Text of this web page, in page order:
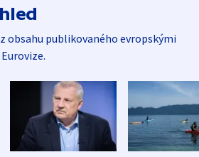
obsahu publikovaného evropskými